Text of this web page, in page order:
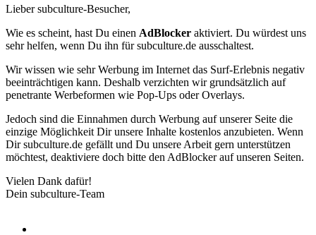
Lieber subculture-Besucher,
Wie es scheint, hast Du einen AdBlocker aktiviert. Du würdest uns
sehr helfen, wenn Du ihn für subculture.de ausschaltest.
Wir wissen wie sehr Werbung im Internet das Surf-Erlebnis negativ
beeinträchtigen kann. Deshalb verzichten wir grundsätzlich auf
penetrante Werbeformen wie Pop-Ups oder Overlays.
Jedoch sind die Einnahmen durch Werbung auf unserer Seite die
einzige Möglichkeit Dir unsere Inhalte kostenlos anzubieten. Wenn
Dir subculture.de gefällt und Du unsere Arbeit gern unterstützen
möchtest, deaktiviere doch bitte den AdBlocker auf unseren Seiten.
Vielen Dank dafür!
Dein subculture-Team